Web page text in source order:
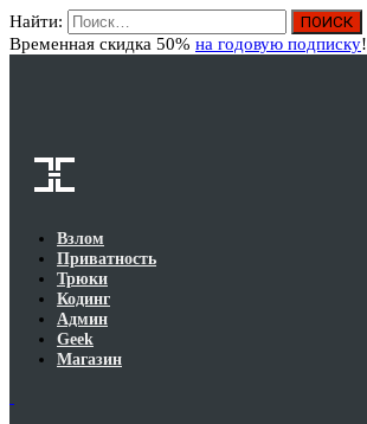
Найти:
Временная скидка 50% на годовую подписку!
Взлом
Приватность
Трюки
Кодинг
Админ
Geek
Магазин